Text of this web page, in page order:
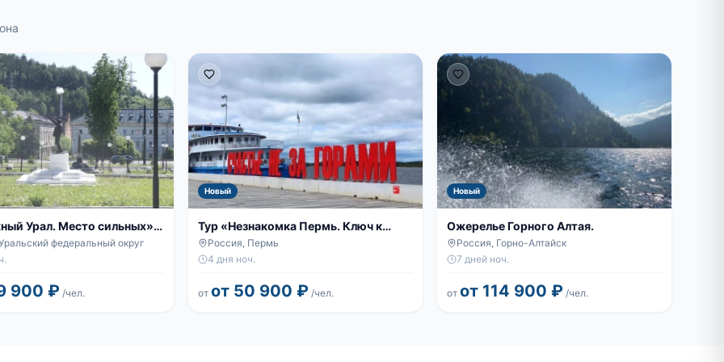
Урал. Место сильных»,
федеральный округ
900 ₽ /чел.
Новый
Тур «Незнакомка Пермь. Ключ к
тайнам города», 4 дня
Россия, Пермь
4 дня ноч.
от от 50 900 ₽ /чел.
Новый
Ожерелье Горного Алтая.
Россия, Горно-Алтайск
7 дней ноч.
от от 114 900 ₽ /чел.